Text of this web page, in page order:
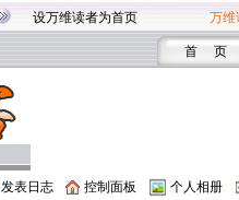
设万维读者为首页 万维
首 页
发表日志 控制面板 个人相册